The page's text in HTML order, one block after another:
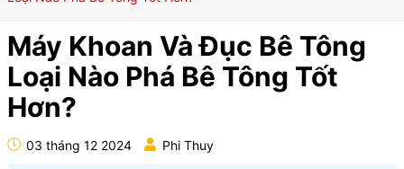
Máy Khoan Và Đục Bê Tông
Loại Nào Phá Bê Tông Tốt
Hơn?
03 tháng 12 2024 Phi Thuy